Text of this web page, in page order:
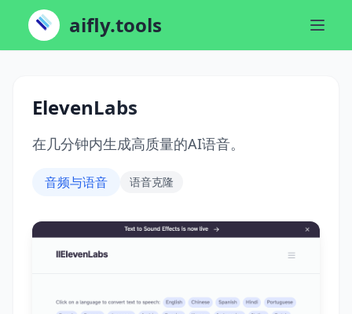
aifly.tools
ElevenLabs
在几分钟内生成高质量的AI语音。
音频与语音 语音克隆